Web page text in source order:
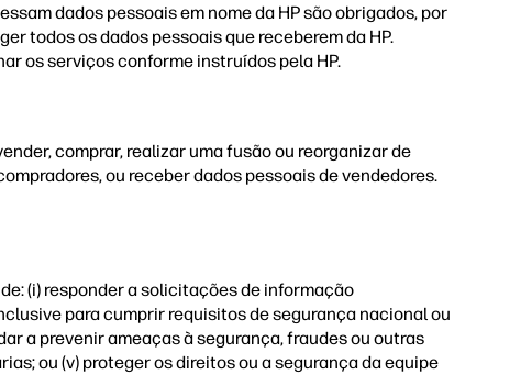
dados pessoais em nome da HP são obrigados, por
todos os dados pessoais que receberem da HP.
os serviços conforme instruídos pela HP.
comprar, realizar uma fusão ou reorganizar de
ou receber dados pessoais de vendedores.
(i) responder a solicitações de informação
para cumprir requisitos de segurança nacional ou
a prevenir ameaças à segurança, fraudes ou outras
ou (v) proteger os direitos ou a segurança da equipe